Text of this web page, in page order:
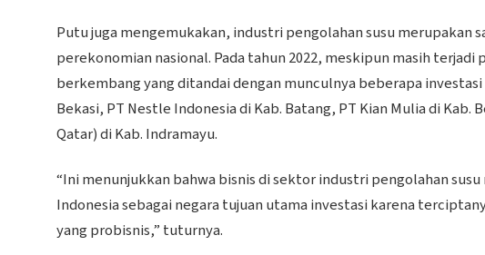
Putu juga mengemukakan, industri pengolahan susu
perekonomian nasional. Pada tahun 2022, meskipun masih
berkembang yang ditandai dengan munculnya beberapa
Bekasi, PT Nestle Indonesia di Kab. Batang, PT Kian Mulia di Kab.
Qatar) di Kab. Indramayu.
“Ini menunjukkan bahwa bisnis di sektor industri pengolahan
Indonesia sebagai negara tujuan utama investasi karena
yang probisnis,” tuturnya.